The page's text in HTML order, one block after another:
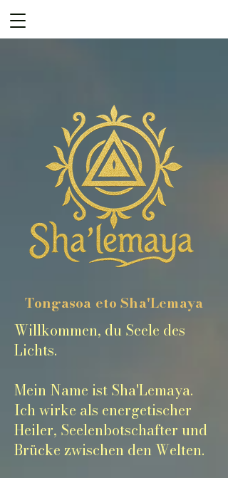
Tongasoa eto Sha'Lemaya
Willkommen, du Seele des
Lichts.
Mein Name ist Sha'Lemaya.
Ich wirke als energetischer
Heiler, Seelenbotschafter und
Brücke zwischen den Welten.